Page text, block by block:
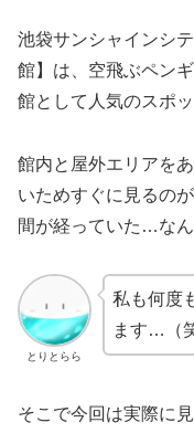
池袋サンシャインシ
館】は、空飛ぶペン
館として人気のスポッ
館内と屋外エリアを
いためすぐに見るの
間が経っていた…なん
とりとらら
私も何度
ます…（
そこで今回は実際に